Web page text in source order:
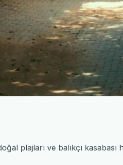
plajları ve balıkçı